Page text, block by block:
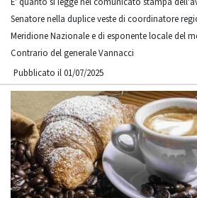
Senatore nella duplice veste di coordinatore
Meridione Nazionale e di esponente locale del
Contrario del generale Vannacci
Pubblicato il 01/07/2025